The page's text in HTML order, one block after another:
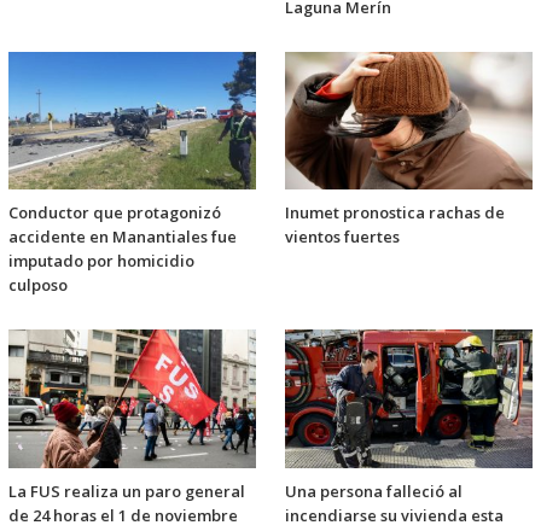
Laguna Merín
Conductor que protagonizó
accidente en Manantiales fue
imputado por homicidio
culposo
Inumet pronostica rachas de
vientos fuertes
La FUS realiza un paro general
de 24 horas el 1 de noviembre
Una persona falleció al
incendiarse su vivienda esta